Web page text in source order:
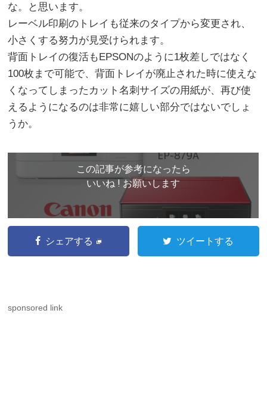
な。と思います。
レーベル印刷のトレイも従来のタイプから変更され、
小さくする努力が見受けられます。
背面トレイの復活もEPSONのように1枚差しではなく
100枚まで可能で、背面トレイが廃止された時に使えな
くなってしまったカット名刺サイズの用紙が、再び使
えるようになるのは非常に嬉しい部分ではないでしょ
うか。
この記事が参考になったら
いいね ! お願いします
シェアする ツイートする
sponsored link